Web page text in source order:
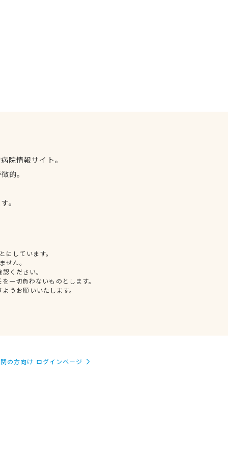
院情報サイト。
的。
。
しています。
せん。
ください。
一切負わないものとします。
うお願いいたします。
の方向け ログインページ